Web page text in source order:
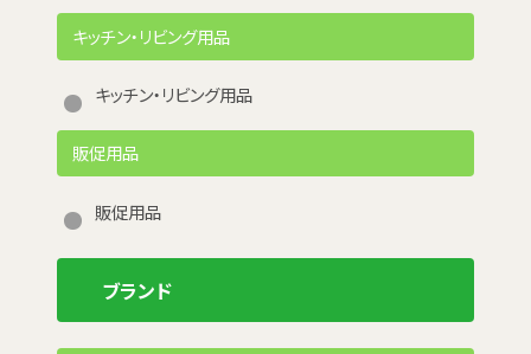
キッチン・リビング用品
キッチン・リビング用品
販促用品
販促用品
ブランド